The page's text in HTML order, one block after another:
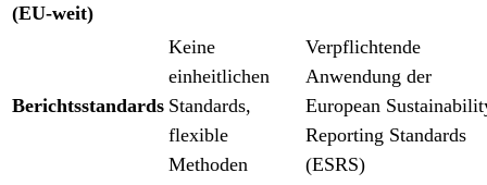
(EU-weit)
Berichtsstandards
Keine
einheitlichen
Standards,
flexible
Methoden
Verpflichtende
Anwendung der
European
Reporting Standards
(ESRS)